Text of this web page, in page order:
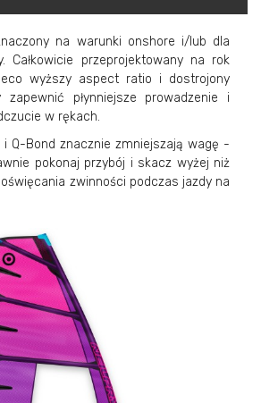
na warunki onshore i/lub dla
Całkowicie przeprojektowany na rok
wyższy aspect ratio i dostrojony
zapewnić płynniejsze prowadzenie i
w rękach.
i Q-Bond znacznie zmniejszają wagę -
pokonaj przybój i skacz wyżej niż
zwinności podczas jazdy na